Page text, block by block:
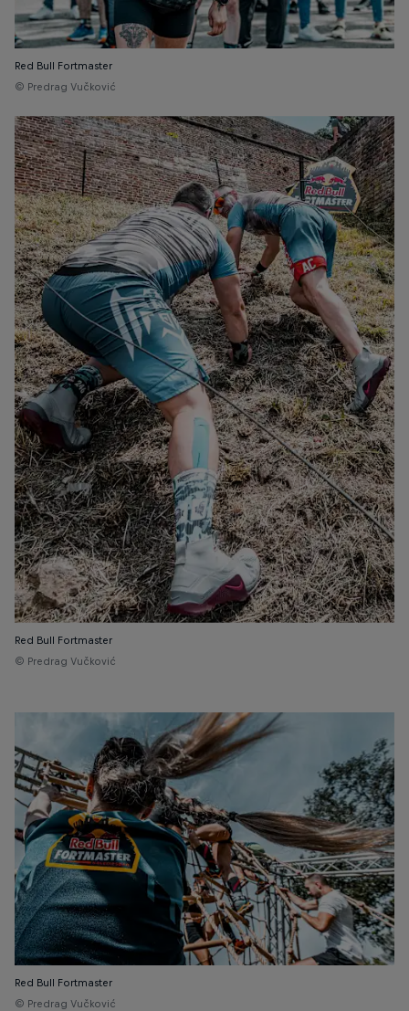
Red Bull Fortmaster
© Predrag Vučković
Red Bull Fortmaster
© Predrag Vučković
Red Bull Fortmaster
© Predrag Vučković